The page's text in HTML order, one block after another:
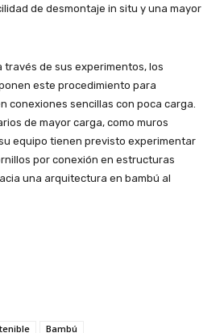
de desmontaje in situ y una mayor
través de sus experimentos, los
este procedimiento para
conexiones sencillas con poca carga.
de mayor carga, como muros
equipo tienen previsto experimentar
por conexión en estructuras
una arquitectura en bambú al
Bambú